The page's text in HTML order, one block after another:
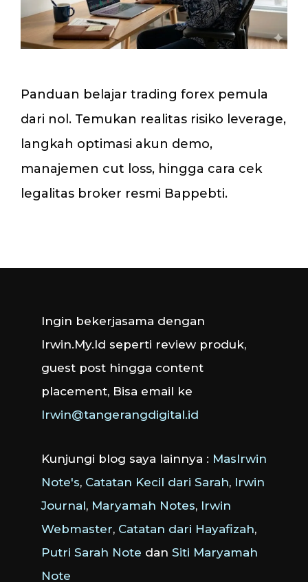
Panduan belajar trading forex pemula
dari nol. Temukan realitas risiko leverage,
langkah optimasi akun demo,
manajemen cut loss, hingga cara cek
legalitas broker resmi Bappebti.
Ingin bekerjasama dengan
Irwin.My.Id seperti review produk,
guest post hingga content
placement, Bisa email ke
Irwin@tangerangdigital.id
Kunjungi blog saya lainnya : MasIrwin
Note's, Catatan Kecil dari Sarah, Irwin
Journal, Maryamah Notes, Irwin
Webmaster, Catatan dari Hayafizah,
Putri Sarah Note dan Siti Maryamah
Note